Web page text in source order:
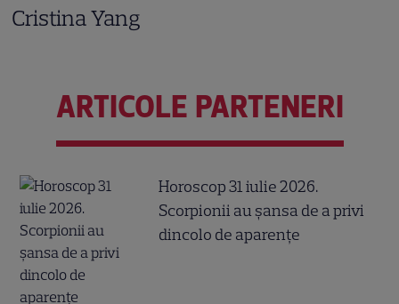
Cristina Yang
ARTICOLE PARTENERI
Horoscop 31 iulie 2026.
Scorpionii au șansa de a privi
dincolo de aparențe